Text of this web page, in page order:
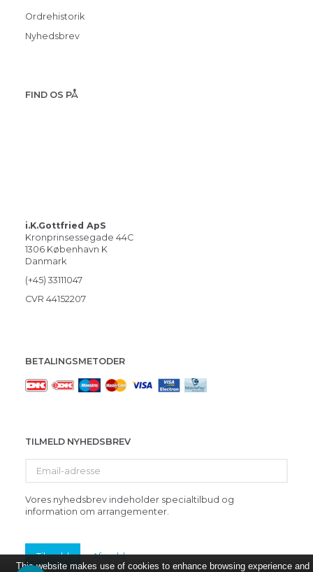
Ordrehistorik
Nyhedsbrev
FIND OS PÅ
i.K.Gottfried ApS
Kronprinsessegade 44C
1306 København K
Danmark
(+45) 33111047
CVR 44152207
BETALINGSMETODER
TILMELD NYHEDSBREV
adresse
Vores nyhedsbrev indeholder specialtilbud og
information om arrangementer.
Tilmeld Afmeld
This website makes use of cookies to enhance browsing experience and